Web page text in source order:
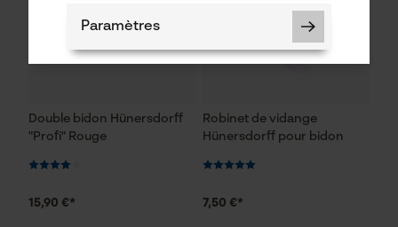
Double bidon Hünersdorff
"Profi" Rouge
15,90 €*
Robinet de vidange
Hünersdorff pour bidon
7,50 €*
Paramètres
Cookies nécessaires